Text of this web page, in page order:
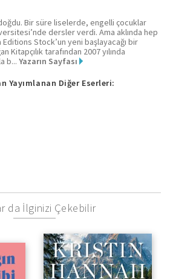
Bir süre liselerde, engelli çocuklar
dersler verdi. Ama aklında hep
Editions Stock’un yeni başlayacağı bir
Kitapçılık tarafından 2007 yılında
b... Yazarın Sayfası
Yayımlanan Diğer Eserleri:
da İlginizi Çekebilir